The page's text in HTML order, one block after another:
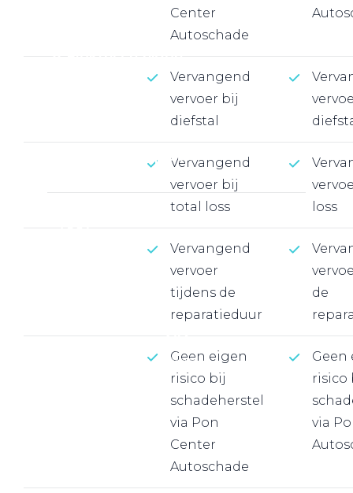
Elektrisch rijden
Werkplaatsafspraak
Center
Autoschade
Vervangend
vervoer bij
diefstal
Vervangend
vervoer bij
total loss
loss
Vervangend
vervoer
tijdens de
reparatieduur
de
Geen eigen
risico bij
schadeherstel
via Pon
Center
Autoschade
Geen
risico
via